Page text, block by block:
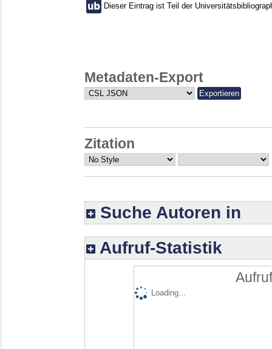
Dieser Eintrag ist Teil der
Metadaten-Export
Zitation
Suche Autoren in
Aufruf-Statistik
Loading...